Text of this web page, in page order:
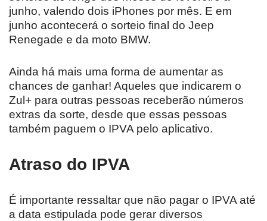
junho, valendo dois iPhones por mês. E em
junho acontecerá o sorteio final do Jeep
Renegade e da moto BMW.
Ainda há mais uma forma de aumentar as
chances de ganhar! Aqueles que indicarem o
Zul+ para outras pessoas receberão números
extras da sorte, desde que essas pessoas
também paguem o IPVA pelo aplicativo.
Atraso do IPVA
É importante ressaltar que não pagar o IPVA até
a data estipulada pode gerar diversos